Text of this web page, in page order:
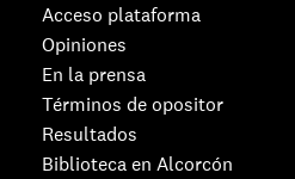
Acceso plataforma
Opiniones
En la prensa
Términos de opositor
Resultados
Biblioteca en Alcorcón